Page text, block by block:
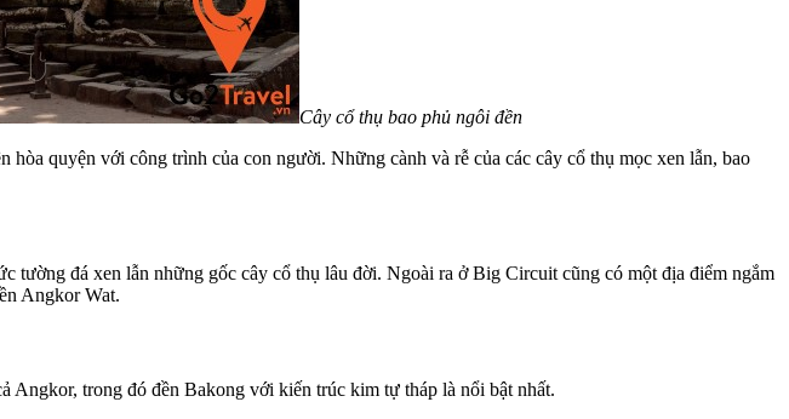
Cây cổ thụ bao phủ ngôi đền
quyện với công trình của con người. Những cành và rễ của các cây cổ thụ mọc xen lẫn, bao
đá xen lẫn những gốc cây cổ thụ lâu đời. Ngoài ra ở Big Circuit cũng có một địa điểm ngắm
Angkor Wat.
Angkor, trong đó đền Bakong với kiến trúc kim tự tháp là nổi bật nhất.